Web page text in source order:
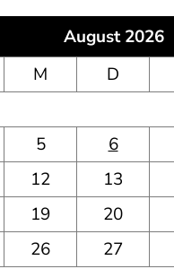
August 2026
M D
5 6
12 13
19 20
26 27